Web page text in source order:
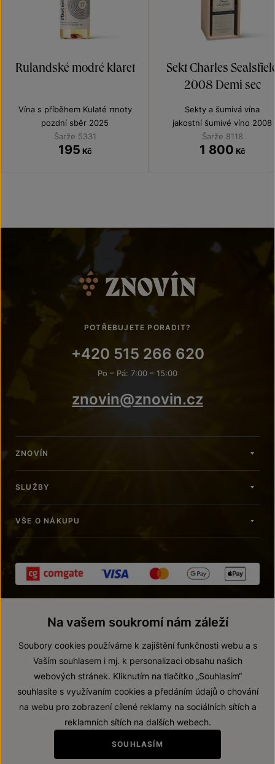
Rulandské modré klaret
Vína s příběhem Kulaté πnoty
pozdní sběr 2025
Šarže 5331
195 Kč
Sekt Charles
2008 Demi sec
Sekty a šumivá vína
jakostní šumivé víno 2008
Šarže 8118
1 800 Kč
POTŘEBUJETE PORADIT?
+420 515 266 620
Po – Pá: 7:00 – 15:00
znovin@znovin.cz
ZNOVÍN
SLUŽBY
VŠE O NÁKUPU
© 2026 ZNOVÍN ZNOJMO, a. s.
Prohlášení o přístupnosti
Zákaz prodeje alkoholických nápojů osobám mladším 18 let.
Na vašem soukromí nám záleží
Soubory cookies používáme k zajištění funkčnosti webu a s
Vaším souhlasem i mj. k personalizaci obsahu našich
webových stránek. Kliknutím na tlačítko „Souhlasím“
souhlasíte s využívaním cookies a předáním údajů o chování
na webu pro zobrazení cílené reklamy na sociálních sítích a
reklamních sítích na dalších webech.
SOUHLASÍM